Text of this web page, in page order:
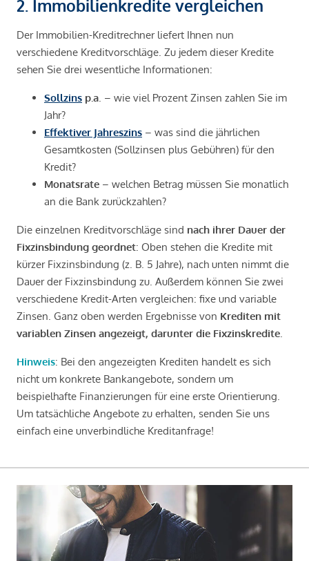
2. Immobilienkredite vergleichen
Der Immobilien-Kreditrechner liefert Ihnen nun
verschiedene Kreditvorschläge. Zu jedem dieser Kredite
sehen Sie drei wesentliche Informationen:
Sollzins p.a . – wie viel Prozent Zinsen zahlen Sie im
Jahr?
Effektiver Jahreszins – was sind die jährlichen
Gesamtkosten (Sollzinsen plus Gebühren) für den
Kredit?
Monatsrate – welchen Betrag müssen Sie monatlich
an die Bank zurückzahlen?
Die einzelnen Kreditvorschläge sind nach ihrer Dauer der
Fixzinsbindung geordnet: Oben stehen die Kredite mit
kürzer Fixzinsbindung (z. B. 5 Jahre), nach unten nimmt die
Dauer der Fixzinsbindung zu. Außerdem können Sie zwei
verschiedene Kredit-Arten vergleichen: fixe und variable
Zinsen. Ganz oben werden Ergebnisse von Krediten mit
variablen Zinsen angezeigt, darunter die Fixzinskredite
Hinweis: Bei den angezeigten Krediten handelt es sich
nicht um konkrete Bankangebote, sondern um
beispielhafte Finanzierungen für eine erste Orientierung.
Um tatsächliche Angebote zu erhalten, senden Sie uns
einfach eine unverbindliche Kreditanfrage!